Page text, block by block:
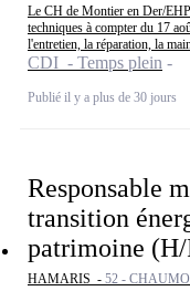
Le CH de Montier en Der/
techniques à compter du 17
l'entretien, la réparation, la
CDI - Temps plein
Publié il y a plus de 30 jours
Responsable
transition
patrimoine
HAMARIS - 52 -